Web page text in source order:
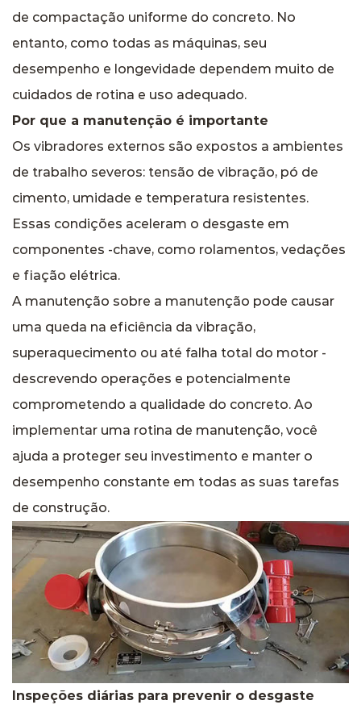
de compactação uniforme do concreto. No
entanto, como todas as máquinas, seu
desempenho e longevidade dependem muito de
cuidados de rotina e uso adequado.
Por que a manutenção é importante
Os vibradores externos são expostos a ambientes
de trabalho severos: tensão de vibração, pó de
cimento, umidade e temperatura resistentes.
Essas condições aceleram o desgaste em
componentes -chave, como rolamentos, vedações
e fiação elétrica.
A manutenção sobre a manutenção pode causar
uma queda na eficiência da vibração,
superaquecimento ou até falha total do motor -
descrevendo operações e potencialmente
comprometendo a qualidade do concreto. Ao
implementar uma rotina de manutenção, você
ajuda a proteger seu investimento e manter o
desempenho constante em todas as suas tarefas
de construção.
Inspeções diárias para prevenir o desgaste